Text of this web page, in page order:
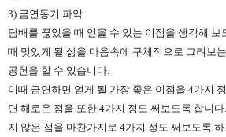
3) 금연동기 파악
담배를 끊었을 때 얻을 수 있는 이점을 생각해 보
때 멋있게 될 삶을 마음속에 구체적으로 그려보
공헌을 할 수 있습니다.
이때 금연하면 얻게 될 가장 좋은 이점을 4가지
면 해로운 점을 또한 4가지 정도 써보도록 합니
지 않은 점을 마찬가지로 4가지 정도 써보도록